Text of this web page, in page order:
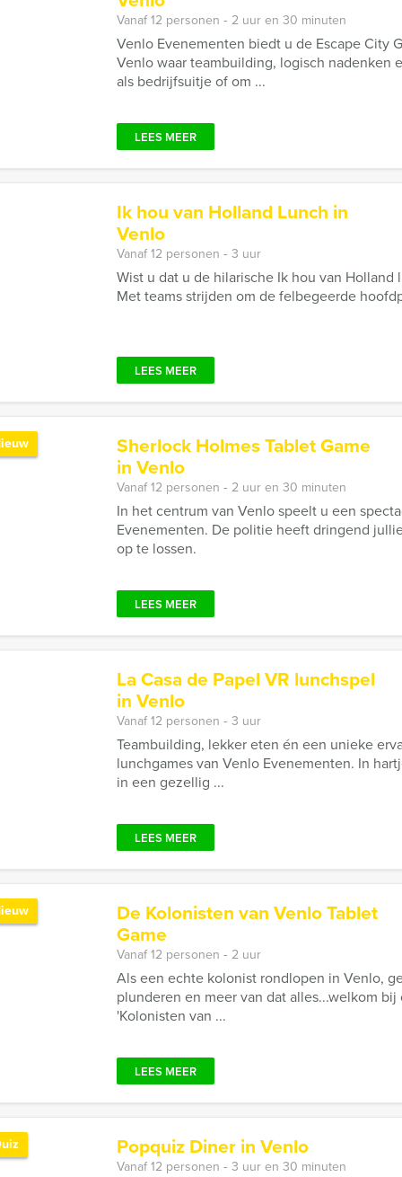
Vanaf 12 personen ‐ 2 uur en 30 minuten
Venlo Evenementen biedt u de Escape City
Venlo waar teambuilding, logisch nadenken
als bedrijfsuitje of om ...
LEES MEER
Ik hou van Holland Lunch in
Venlo
Vanaf 12 personen ‐ 3 uur
Wist u dat u de hilarische Ik hou van
Met teams strijden om de felbegeerde
LEES MEER
Sherlock Holmes Tablet Game
in Venlo
Vanaf 12 personen ‐ 2 uur en 30 minuten
In het centrum van Venlo speelt u een
Evenementen. De politie heeft dringend
op te lossen.
LEES MEER
La Casa de Papel VR lunchspel
in Venlo
Vanaf 12 personen ‐ 3 uur
Teambuilding, lekker eten én een unieke
lunchgames van Venlo Evenementen. In
in een gezellig ...
LEES MEER
De Kolonisten van Venlo Tablet
Game
Vanaf 12 personen ‐ 2 uur
Als een echte kolonist rondlopen in Venlo,
plunderen en meer van dat alles...welkom
'Kolonisten van ...
LEES MEER
Popquiz Diner in Venlo
Vanaf 12 personen ‐ 3 uur en 30 minuten